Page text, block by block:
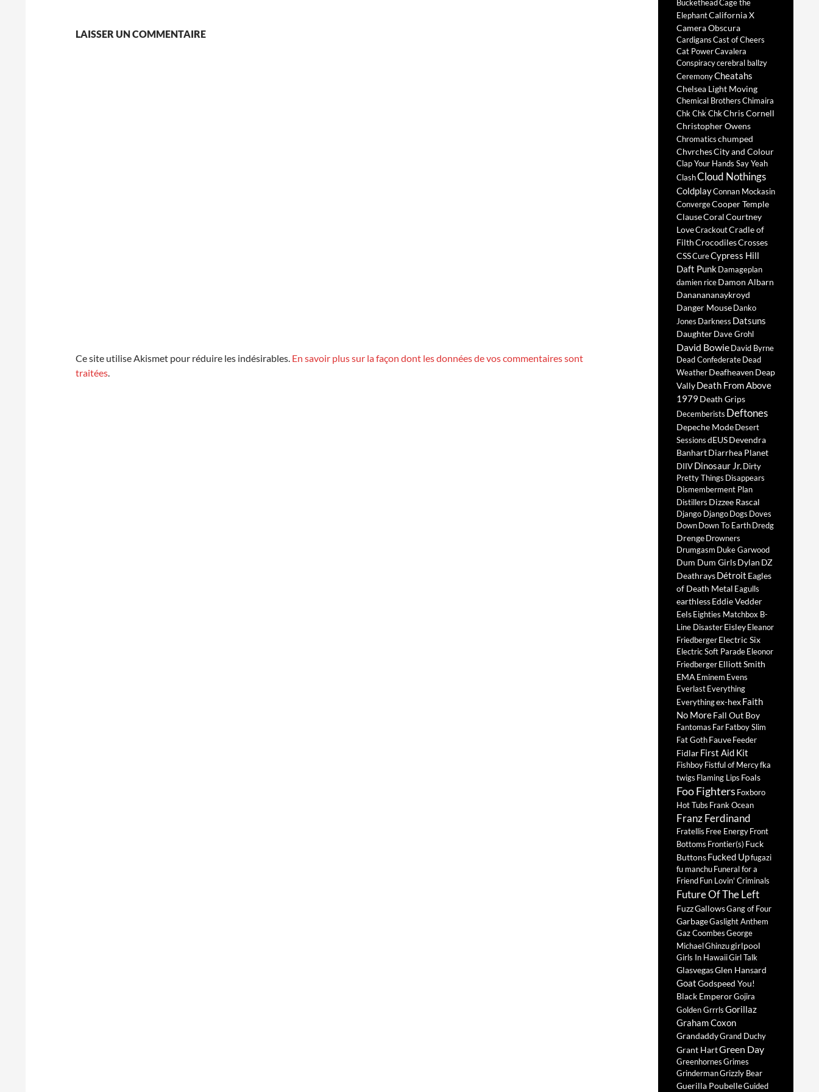
LAISSER UN COMMENTAIRE
Ce site utilise Akismet pour réduire les indésirables. En savoir plus sur la façon dont les données de vos commentaires sont
traitées.
Buckethead Cage the
ElephantCalifornia X
Camera Obscura
CardigansCast of Cheers
Cat PowerCavalera
Conspiracycerebral ballzy
CeremonyCheatahs
Chelsea Light Moving
Chemical BrothersChimaira
Chk Chk ChkChris Cornell
Christopher Owens
Chromaticschumped
ChvrchesCity and Colour
Clap Your Hands Say Yeah
ClashCloud Nothings
ColdplayConnan Mockasin
ConvergeCooper Temple
ClauseCoralCourtney
LoveCrackoutCradle of
FilthCrocodilesCrosses
CSSCureCypress Hill
Daft PunkDamageplan
damien riceDamon Albarn
Dananananaykroyd
Danger MouseDanko
Jones Darkness Datsuns
DaughterDave Grohl
David BowieDavid Byrne
Dead ConfederateDead
WeatherDeafheaven Deap
VallyDeath From Above
1979 Death Grips
Decemberists Deftones
Depeche ModeDesert
SessionsdEUSDevendra
BanhartDiarrhea Planet
DIIVDinosaur Jr.Dirty
Pretty Things Disappears
Dismemberment Plan
Distillers Dizzee Rascal
Django DjangoDogs Doves
DownDown To EarthDredg
DrengeDrowners
Drumgasm Duke Garwood
Dum Dum GirlsDylan DZ
DeathraysDétroit Eagles
of Death Metal Eagulls
earthlessEddie Vedder
EelsEighties Matchbox B-
Line DisasterEisleyEleanor
FriedbergerElectric Six
Electric Soft ParadeEleonor
FriedbergerElliott Smith
EMA Eminem Evens
EverlastEverything
Everythingex-hexFaith
No MoreFall Out Boy
Fantomas FarFatboy Slim
Fat GothFauveFeeder
FidlarFirst Aid Kit
FishboyFistful of Mercyfka
twigs Flaming Lips Foals
Foo Fighters Foxboro
Hot Tubs Frank Ocean
Franz Ferdinand
Fratellis Free EnergyFront
Bottoms Frontier(s) Fuck
ButtonsFucked Upfugazi
fu manchuFuneral for a
FriendFun Lovin' Criminals
Future Of The Left
FuzzGallowsGang of Four
GarbageGaslight Anthem
Gaz CoombesGeorge
MichaelGhinzugirlpool
Girls In HawaiiGirl Talk
GlasvegasGlen Hansard
GoatGodspeed You!
Black EmperorGojira
Golden GrrrlsGorillaz
Graham Coxon
GrandaddyGrand Duchy
Grant HartGreen Day
GreenhornesGrimes
GrindermanGrizzly Bear
Guerilla PoubelleGuided